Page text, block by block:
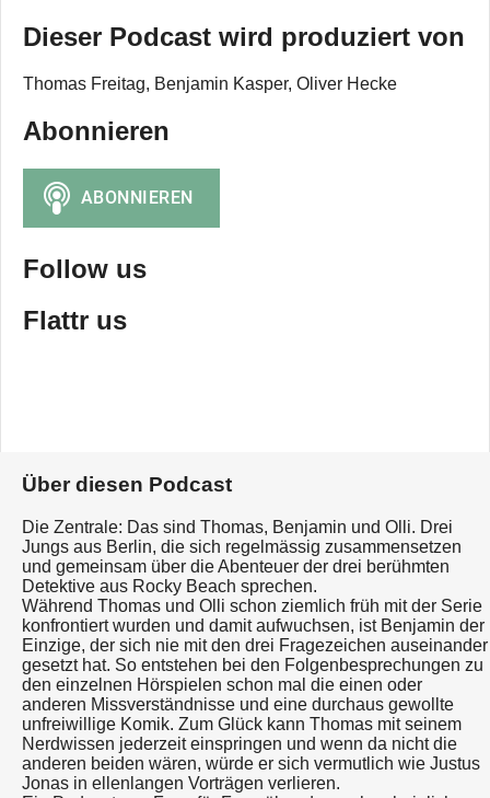
Dieser Podcast wird produziert von
Thomas Freitag, Benjamin Kasper, Oliver Hecke
Abonnieren
Follow us
Flattr us
Über diesen Podcast
Die Zentrale: Das sind Thomas, Benjamin und Olli. Drei
Jungs aus Berlin, die sich regelmässig zusammensetzen
und gemeinsam über die Abenteuer der drei berühmten
Detektive aus Rocky Beach sprechen.
Während Thomas und Olli schon ziemlich früh mit der Serie
konfrontiert wurden und damit aufwuchsen, ist Benjamin der
Einzige, der sich nie mit den drei Fragezeichen auseinander
gesetzt hat. So entstehen bei den Folgenbesprechungen zu
den einzelnen Hörspielen schon mal die einen oder
anderen Missverständnisse und eine durchaus gewollte
unfreiwillige Komik. Zum Glück kann Thomas mit seinem
Nerdwissen jederzeit einspringen und wenn da nicht die
anderen beiden wären, würde er sich vermutlich wie Justus
Jonas in ellenlangen Vorträgen verlieren.